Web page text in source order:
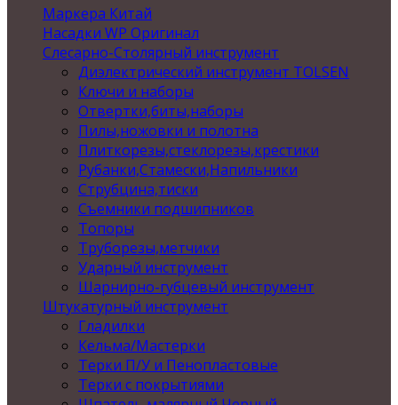
Маркера Китай
Насадки WP Оригинал
Слесарно-Столярный инструмент
Диэлектрический инструмент TOLSEN
Ключи и наборы
Отвертки,биты,наборы
Пилы,ножовки и полотна
Плиткорезы,стеклорезы,крестики
Рубанки,Стамески,Напильники
Струбцина,тиски
Съемники подшипников
Топоры
Труборезы,метчики
Ударный инструмент
Шарнирно-губцевый инструмент
Штукатурный инструмент
Гладилки
Кельма/Мастерки
Терки П/У и Пенопластовые
Терки с покрытиями